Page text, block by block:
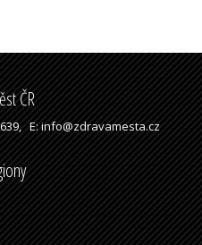
ČR
639,E: info@zdravamesta.cz